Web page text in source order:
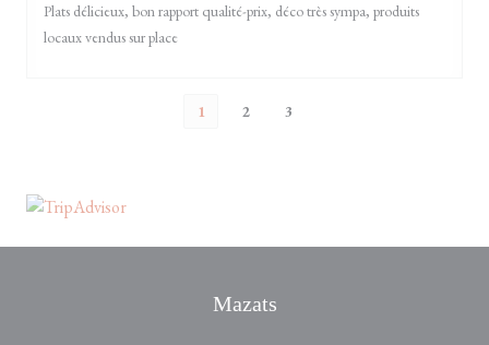
Plats délicieux, bon rapport qualité-prix, déco très sympa, produits
locaux vendus sur place
1 2 3
Mazats